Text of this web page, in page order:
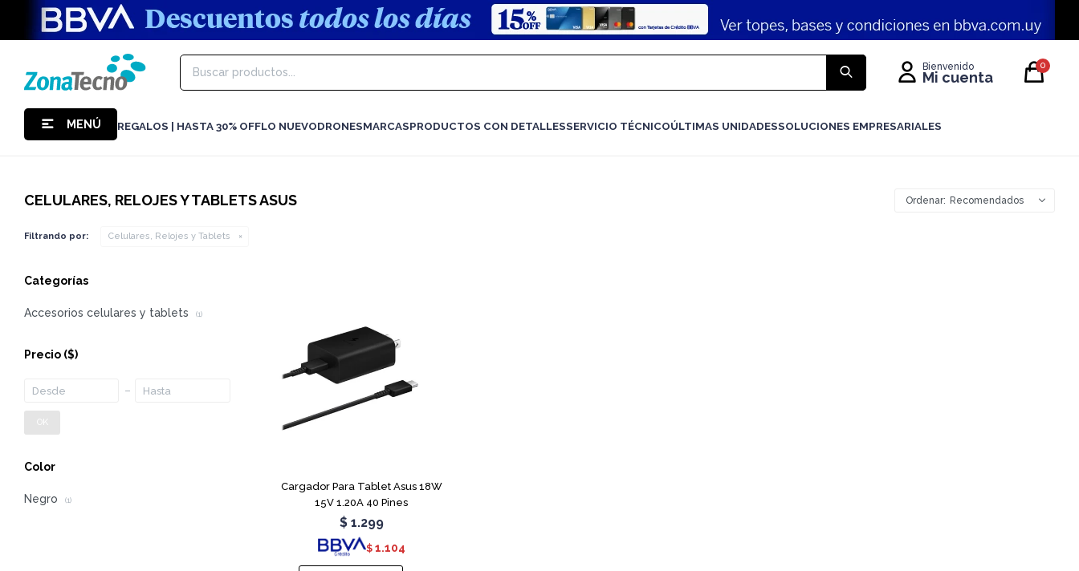
MENÚ REGALOS | HASTA 30% OFFLO NUEVODRONESMARCASPRODUCTOS CON DETALLESSERVICIO TÉCNICOÚLTIMAS UNIDADESSOLUCIONES EMPRESARIALES
0
CELULARES, RELOJES Y TABLETS ASUS Recomendados
Filtrando por: Celulares, Relojes y Tablets
Cargador Para Tablet Asus 18W
15V 1.20A 40 Pines
$ 1.299
$ 1.104
Categorías
Accesorios celulares y tablets (1)
Precio ($)
OK
Color
Negro (1)